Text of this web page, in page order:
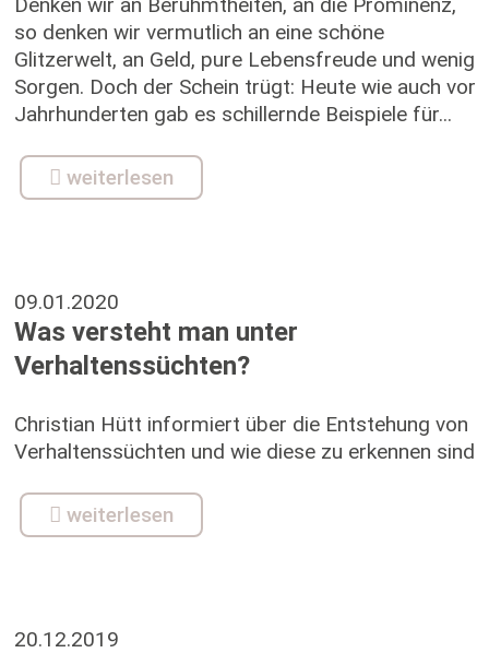
so denken wir vermutlich an eine schöne
Glitzerwelt, an Geld, pure Lebensfreude und wenig
Sorgen. Doch der Schein trügt: Heute wie auch vor
Jahrhunderten gab es schillernde Beispiele für...
weiterlesen
09.01.2020
Was versteht man unter
Verhaltenssüchten?
Christian Hütt informiert über die Entstehung von
Verhaltenssüchten und wie diese zu erkennen sind
weiterlesen
20.12.2019